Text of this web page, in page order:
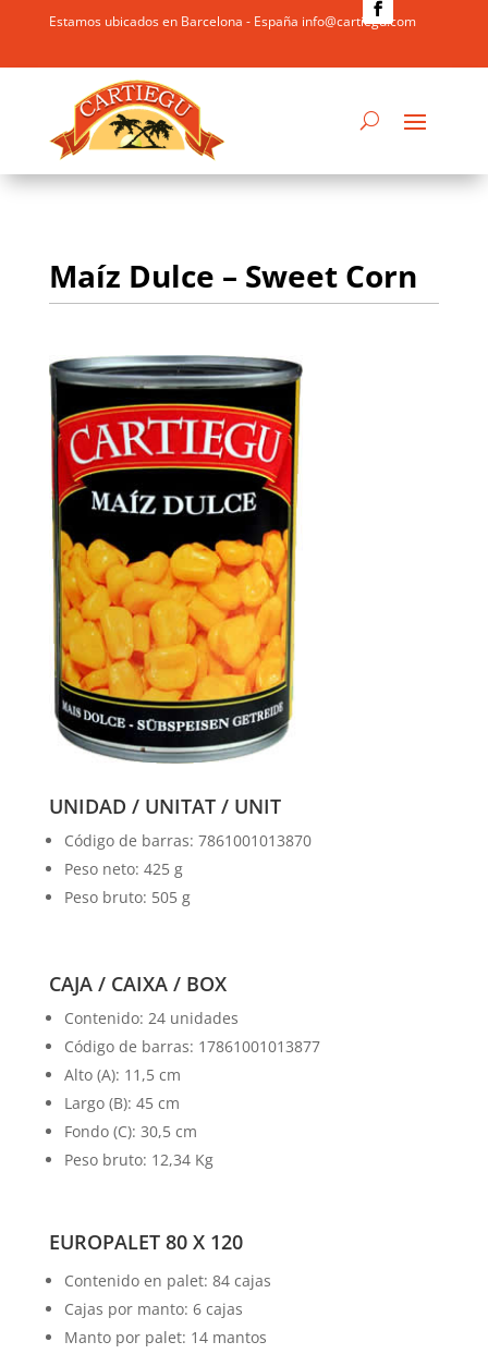
Estamos ubicados en Barcelona - España info@cartiegu.com
Maíz Dulce – Sweet Corn
UNIDAD / UNITAT / UNIT
Código de barras: 7861001013870
Peso neto: 425 g
Peso bruto: 505 g
CAJA / CAIXA / BOX
Contenido: 24 unidades
Código de barras: 17861001013877
Alto (A): 11,5 cm
Largo (B): 45 cm
Fondo (C): 30,5 cm
Peso bruto: 12,34 Kg
EUROPALET 80 X 120
Contenido en palet: 84 cajas
Cajas por manto: 6 cajas
Manto por palet: 14 mantos